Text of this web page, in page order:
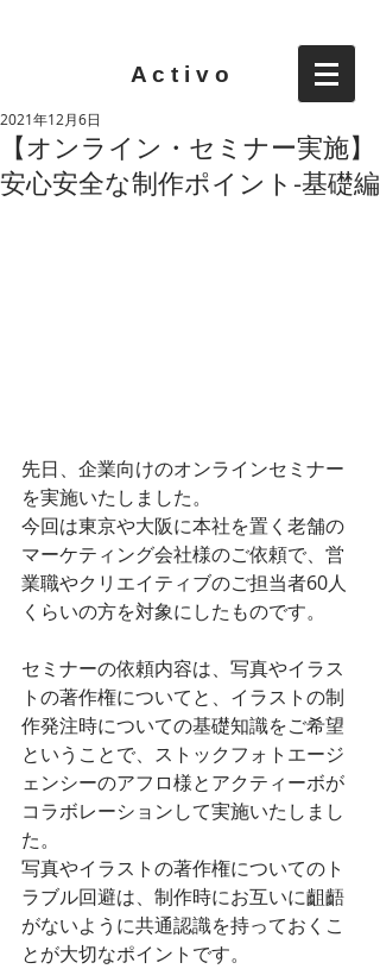
A c t i v o
【オンライン・セミナー実施】
安心安全な制作ポイント-基礎編
2021年12月6日
先日、企業向けのオンラインセミナー
を実施いたしました。
今回は東京や大阪に本社を置く老舗の
マーケティング会社様のご依頼で、営
業職やクリエイティブのご担当者60人
くらいの方を対象にしたものです。
セミナーの依頼内容は、写真やイラス
トの著作権についてと、イラストの制
作発注時についての基礎知識をご希望
ということで、ストックフォトエージ
ェンシーのアフロ様とアクティーボが
コラボレーションして実施いたしまし
た。
写真やイラストの著作権についてのト
ラブル回避は、制作時にお互いに齟齬
がないように共通認識を持っておくこ
とが大切なポイントです。